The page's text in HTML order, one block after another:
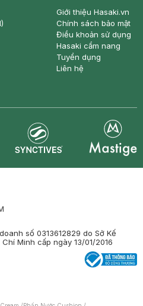
Giới thiệu Hasaki.vn
Chính sách bảo mật
Điều khoản sử dụng
Hasaki cẩm nang
Tuyển dụng
Liên hệ
số 0313612829 do Sở Kế
Minh cấp ngày 13/01/2016